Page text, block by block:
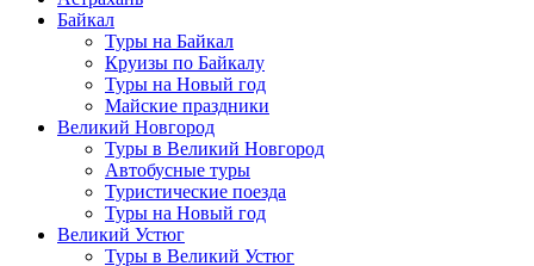
Байкал
Туры на Байкал
Круизы по Байкалу
Туры на Новый год
Майские праздники
Великий Новгород
Туры в Великий Новгород
Автобусные туры
Туристические поезда
Туры на Новый год
Великий Устюг
Туры в Великий Устюг